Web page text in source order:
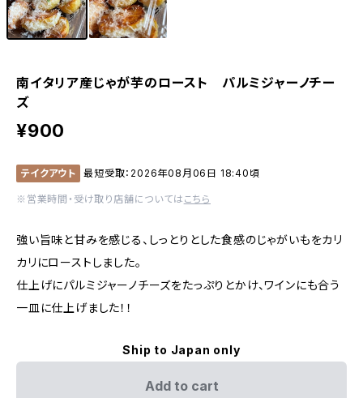
南イタリア産じゃが芋のロースト パルミジャーノチー
ズ
¥900
テイクアウト 最短受取：2026年08月06日 18:40頃
※営業時間・受け取り店舗については こちら
強い旨味と甘みを感じる、しっとりとした食感のじゃがいもをカリ
カリにローストしました。
仕上げにパルミジャーノチーズをたっぷりとかけ、ワインにも合う
一皿に仕上げました！！
Ship to Japan only
Add to cart